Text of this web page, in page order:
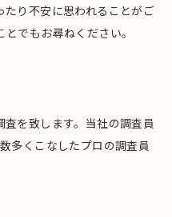
たり不安に思われることがご
でもお尋ねください。
査を致します。当社の調査員
多くこなしたプロの調査員